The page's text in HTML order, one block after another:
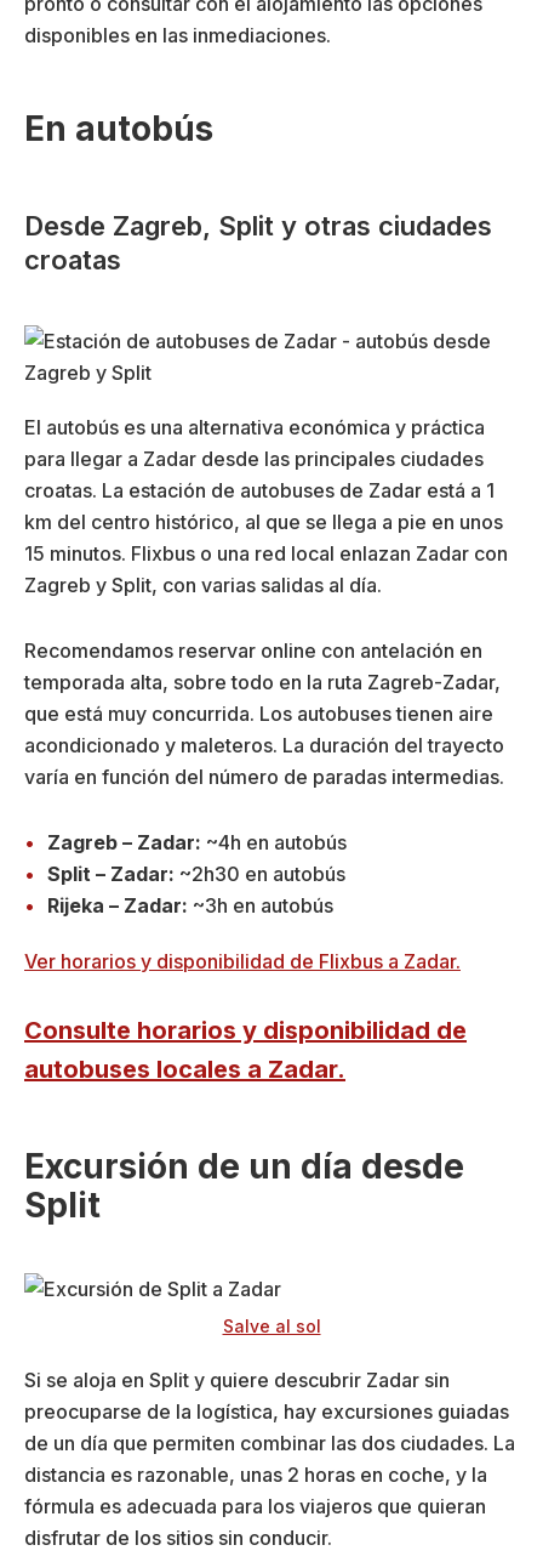
disponibles en las inmediaciones.
En autobús
Desde Zagreb, Split y otras ciudades
croatas
El autobús es una alternativa económica y práctica
para llegar a Zadar desde las principales ciudades
croatas. La estación de autobuses de Zadar está a 1
km del centro histórico, al que se llega a pie en unos
15 minutos. Flixbus o una red local enlazan Zadar con
Zagreb y Split, con varias salidas al día.
Recomendamos reservar online con antelación en
temporada alta, sobre todo en la ruta Zagreb-Zadar,
que está muy concurrida. Los autobuses tienen aire
acondicionado y maleteros. La duración del trayecto
varía en función del número de paradas intermedias.
Zagreb – Zadar: ~4h en autobús
Split – Zadar: ~2h30 en autobús
Rijeka – Zadar: ~3h en autobús
Ver horarios y disponibilidad de Flixbus a Zadar.
Consulte horarios y disponibilidad de
autobuses locales a Zadar.
Excursión de un día desde
Split
Salve al sol
Si se aloja en Split y quiere descubrir Zadar sin
preocuparse de la logística, hay excursiones guiadas
de un día que permiten combinar las dos ciudades. La
distancia es razonable, unas 2 horas en coche, y la
fórmula es adecuada para los viajeros que quieran
disfrutar de los sitios sin conducir.